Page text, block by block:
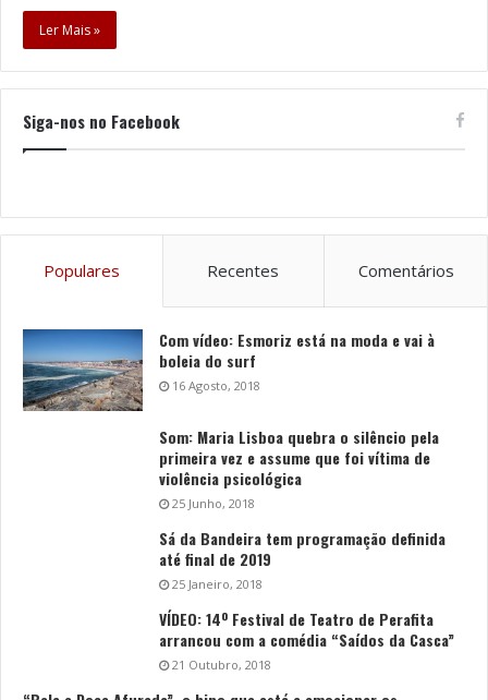
Ler Mais »
Siga-nos no Facebook
Populares Recentes Comentários
Com vídeo: Esmoriz está na moda e vai à
boleia do surf
16 Agosto, 2018
Som: Maria Lisboa quebra o silêncio pela
primeira vez e assume que foi vítima de
violência psicológica
25 Junho, 2018
Sá da Bandeira tem programação definida
até final de 2019
25 Janeiro, 2018
VÍDEO: 14º Festival de Teatro de Perafita
arrancou com a comédia “Saídos da Casca”
21 Outubro, 2018